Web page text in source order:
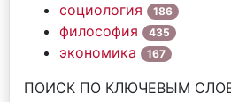
социология 186
философия 435
экономика 167
ПОИСК ПО КЛЮЧЕВЫМ